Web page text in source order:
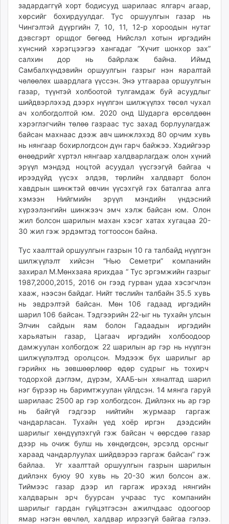
задардаггүй хорт бодисууд шарилаас ялгарч агаар,
хөрсийг бохирдуулдаг. Тус оршуулгын газар нь
Чингэлтэй дүүргийн 7, 10, 11, 12-р хороодын нутаг
дэвсгэрт оршдог бөгөөд Нийслэл хотын иргэдийн
хүнсний хэрэгцээгээ хангадаг “Хүчит шонхор зах”
салхин дор нь байрлаж байна. Иймд
Самбалхүндэвийн оршуулгын газрыг нэн яаралтай
чөлөөлөх шаардлага үүссэн. Энэ утгаараа оршуулгын
газар, түүнтэй холбоотой тулгамдаж буй асуудлыг
шийдвэрлэхэд дээрх нүүлгэн шилжүүлэх төсөл чухал
ач холбогдолтой юм. 2020 онд Шударга өрсөлдөөн
хэрэглэгчийн төлөө газраас тус захад борлуулагдаж
байсан махнаас дээж авч шинжлэхэд 80 орчим хувь
нь нянгаар бохирлогдсон дүн гарч байжээ. Хэдийгээр
өнөөдрийг хүртэл нянгаар халдварлагдаж олон хүний
эрүүл мэндэд ноцтой асуудал үүсгээгүй байгаа ч
ирээдүйд үүсэх элдэв, төрлийн халдварт болон
хавдрын шинжтэй өвчин үүсэхгүй гэх баталгаа алга
хэмээн Нийгмийн эрүүл мэндийн үндэсний
хүрээлэнгийн шинжээч эмч хэлж байсан юм. Олон
жил болсон шарилын махан хэсэг хатах хугацаа 20-
30 жил гэж эрдэмтэд тогтоосон байна.
Тус хаалттай оршуулгын газрын 10 га талбайд нүүлгэн
шилжүүлэлт хийсэн “Нью Семетри” компанийн
захирал М.Мөнхзаяа ярихдаа “ Тус эргэмжийн газрыг
1987,2000,2015, 2016 он гээд гурван удаа хэсэгчлэн
хааж, нээсэн байдаг. Нийт төслийн талбайн 35.5 хувь
нь эвдрэлтэй байсан. Мөн 106 гадаад иргэдийн
шарил 106 байсан. Тэдгээрийн 22-ыг нь тухайн улсын
Элчин сайдын яам болон Гадаадын иргэдийн
харьяатын газар, Цагаач иргэдийн холбоодоор
дамжуулан холбогдож 22 шарилын ар гэр нь нүүлгэн
шилжүүлэлтэд оролцсон. Мэдээж бүх шарилыг ар
гэрийнх нь зөвшөөрлөөр өдөр судрыг нь тохирч
тодорхой дэглэм, дүрэм, ХААБ-ын хяналтад шарил
нэг бүрээр нь баримтжуулан үйлдсэн. 14 мянга гаруй
шарилаас 2500 ар гэр холбогдсон. Дийлэнх нь ар гэр
нь байгүй гэдгээр нийтийн журмаар гаргаж
чандарласан. Тухайн үед хоёр иргэн дээдсийн
шарилыг хөндүүлэхгүй гэж байсан ч өөрсдөө газар
дээр нь очиж булш нь хөндөгдсөн, эрсэлд орсныг
хараад чандарлуулах шийдвэрээ гаргаж байсан” гэж
байлаа. Уг хаалттай оршуулгын газрын шарилын
дийлэнх буюу 90 хувь нь 20-30 жил болсон аж.
Тиймээс газар дээр ил гаргаж ирэхэд нянгийн
халдварын эрч буурсан учраас тус компанийн
шарилыг гардан гүйцэтгэсэн ажилчдаас одоогоор
ямар нэгэн өвчлөл, халдвар илрээгүй байгаа гэлээ.